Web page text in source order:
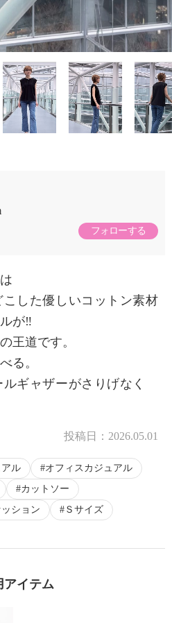
フォローする
した優しいコットン素材
が‼️
王道です。
る。
ギャザーがさりげなく
投稿日： 2026.05.01
ル
オフィスカジュアル
カットソー
ション Ｓサイズ
アイテム